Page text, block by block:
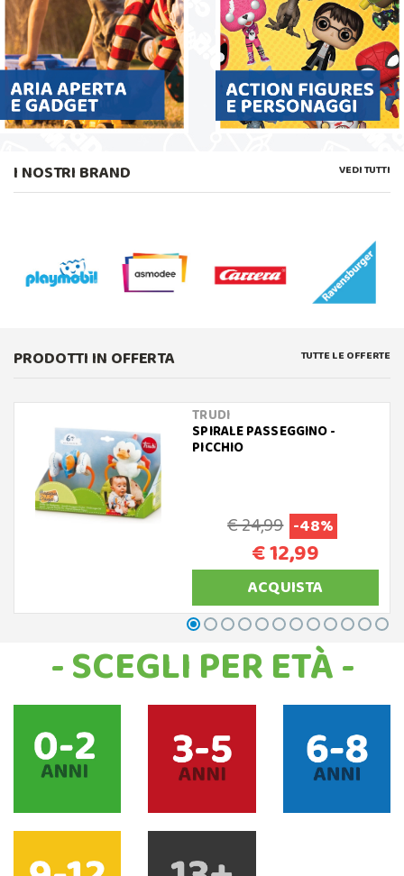
I NOSTRI BRAND VEDI TUTTI
PRODOTTI IN OFFERTA TUTTE LE OFFERTE
TRUDI
SPIRALE PASSEGGINO -
PICCHIO
€ 24,99 -48%
€ 12,99
ACQUISTA
- SCEGLI PER ETÀ -